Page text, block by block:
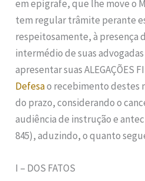
em epígrafe, que lhe move o
tem regular trâmite perante
respeitosamente, à presença
intermédio de suas
apresentar suas ALEGAÇÕES
Defesao recebimento destes
do prazo, considerando o
audiência de instrução e
845), aduzindo, o quanto
I – DOS FATOS